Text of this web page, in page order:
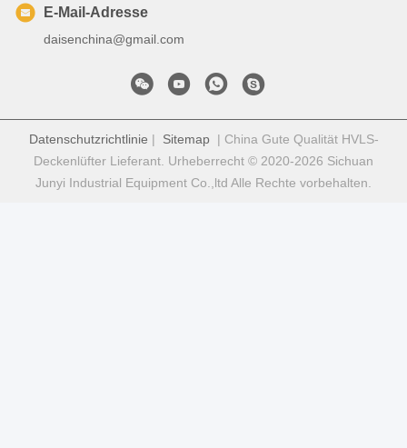
E-Mail-Adresse
daisenchina@gmail.com
Datenschutzrichtlinie | Sitemap| China Gute Qualität HVLS-
Deckenlüfter Lieferant. Urheberrecht © 2020-2026 Sichuan
Junyi Industrial Equipment Co.,ltd Alle Rechte vorbehalten.